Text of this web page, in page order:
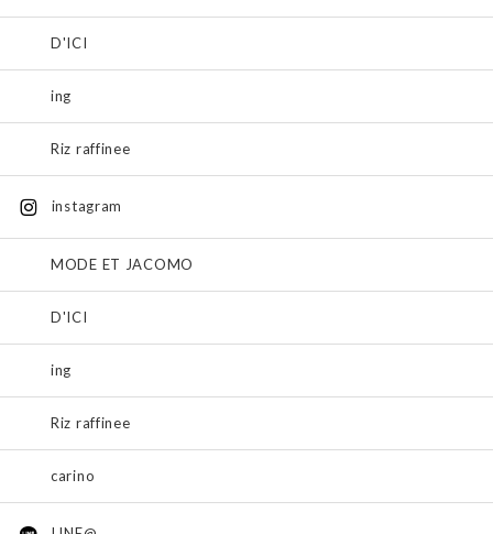
D'ICI
ing
Riz raffinee
instagram
MODE ET JACOMO
D'ICI
ing
Riz raffinee
carino